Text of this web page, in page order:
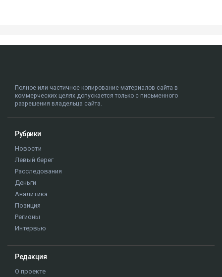
Полное или частичное копирование материалов сайта в
коммерческих целях допускается только с письменного
разрешения владельца сайта.
Рубрики
Новости
Левый берег
Расследования
Деньги
Аналитика
Позиция
Регионы
Интервью
Редакция
О проекте